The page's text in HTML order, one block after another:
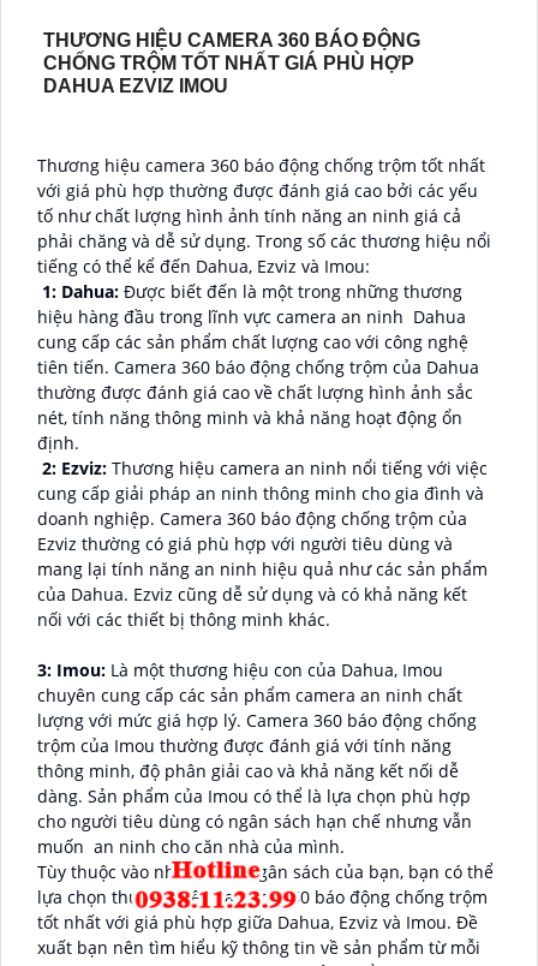
THƯƠNG HIỆU CAMERA 360 BÁO ĐỘNG
CHỐNG TRỘM TỐT NHẤT GIÁ PHÙ HỢP
DAHUA EZVIZ IMOU
Thương hiệu camera 360 báo động chống trộm tốt nhất
với giá phù hợp thường được đánh giá cao bởi các yếu
tố như chất lượng hình ảnh tính năng an ninh giá cả
phải chăng và dễ sử dụng. Trong số các thương hiệu nổi
tiếng có thể kể đến Dahua, Ezviz và Imou:
️ 1: Dahua: Được biết đến là một trong những thương
hiệu hàng đầu trong lĩnh vực camera an ninh Dahua
cung cấp các sản phẩm chất lượng cao với công nghệ
tiên tiến. Camera 360 báo động chống trộm của Dahua
thường được đánh giá cao về chất lượng hình ảnh sắc
nét, tính năng thông minh và khả năng hoạt động ổn
định.
2: Ezviz: Thương hiệu camera an ninh nổi tiếng với việc
cung cấp giải pháp an ninh thông minh cho gia đình và
doanh nghiệp. Camera 360 báo động chống trộm của
Ezviz thường có giá phù hợp với người tiêu dùng và
mang lại tính năng an ninh hiệu quả như các sản phẩm
của Dahua. Ezviz cũng dễ sử dụng và có khả năng kết
nối với các thiết bị thông minh khác.
3: Imou: Là một thương hiệu con của Dahua, Imou
chuyên cung cấp các sản phẩm camera an ninh chất
lượng với mức giá hợp lý. Camera 360 báo động chống
trộm của Imou thường được đánh giá với tính năng
thông minh, độ phân giải cao và khả năng kết nối dễ
dàng. Sản phẩm của Imou có thể là lựa chọn phù hợp
cho người tiêu dùng có ngân sách hạn chế nhưng vẫn
muốn an ninh cho căn nhà của mình.
Tùy thuộc vào nhu cầu và ngân sách của bạn, bạn có thể
lựa chọn thương hiệu camera 360 báo động chống trộm
tốt nhất với giá phù hợp giữa Dahua, Ezviz và Imou. Đề
xuất bạn nên tìm hiểu kỹ thông tin về sản phẩm từ mỗi